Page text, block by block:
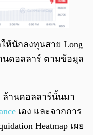
ห้นักลงทุนสาย Long
นดอลลาร์ ตามข้อมูล
ล้านดอลลาร์นั้นมา
เอง และจากการ
Heatmap เผย